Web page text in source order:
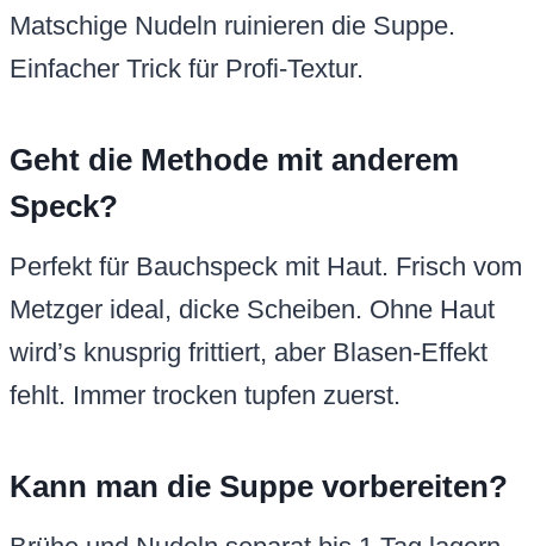
Matschige Nudeln ruinieren die Suppe.
Einfacher Trick für Profi-Textur.
Geht die Methode mit anderem
Speck?
Perfekt für Bauchspeck mit Haut. Frisch vom
Metzger ideal, dicke Scheiben. Ohne Haut
wird’s knusprig frittiert, aber Blasen-Effekt
fehlt. Immer trocken tupfen zuerst.
Kann man die Suppe vorbereiten?